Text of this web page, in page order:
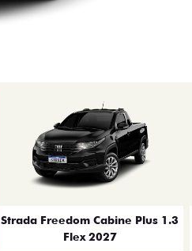
Strada Freedom Cabine Plus 1.3
Flex 2027